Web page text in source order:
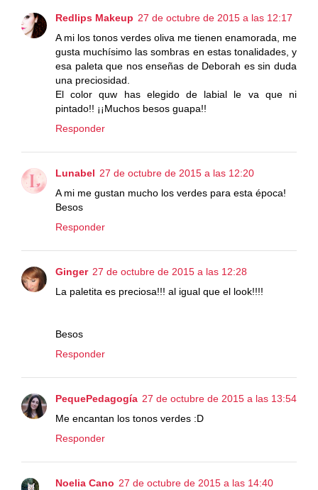
Redlips Makeup 27 de octubre de 2015 a las 12:17
A mi los tonos verdes oliva me tienen enamorada, me
gusta muchísimo las sombras en estas tonalidades, y
esa paleta que nos enseñas de Deborah es sin duda
una preciosidad.
El color quw has elegido de labial le va que ni
pintado!! ¡¡Muchos besos guapa!!
Responder
Lunabel 27 de octubre de 2015 a las 12:20
A mi me gustan mucho los verdes para esta época!
Besos
Responder
Ginger 27 de octubre de 2015 a las 12:28
La paletita es preciosa!!! al igual que el look!!!!
Besos
Responder
PequePedagogía 27 de octubre de 2015 a las 13:54
Me encantan los tonos verdes :D
Responder
Noelia Cano 27 de octubre de 2015 a las 14:40